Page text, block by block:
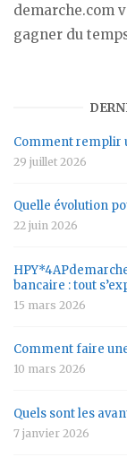
demarche.com
gagner du
Comment remplir
29 juillet 2026
Quelle évolution
22 juin 2026
bancaire : tout
15 mars 2026
Comment faire
10 mars 2026
Quels sont les
7 janvier 2026